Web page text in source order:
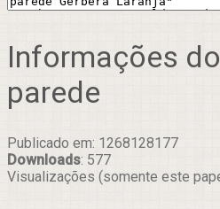
Informações
parede
Publicado em: 1268128177
Downloads: 577
Visualizações (somente este